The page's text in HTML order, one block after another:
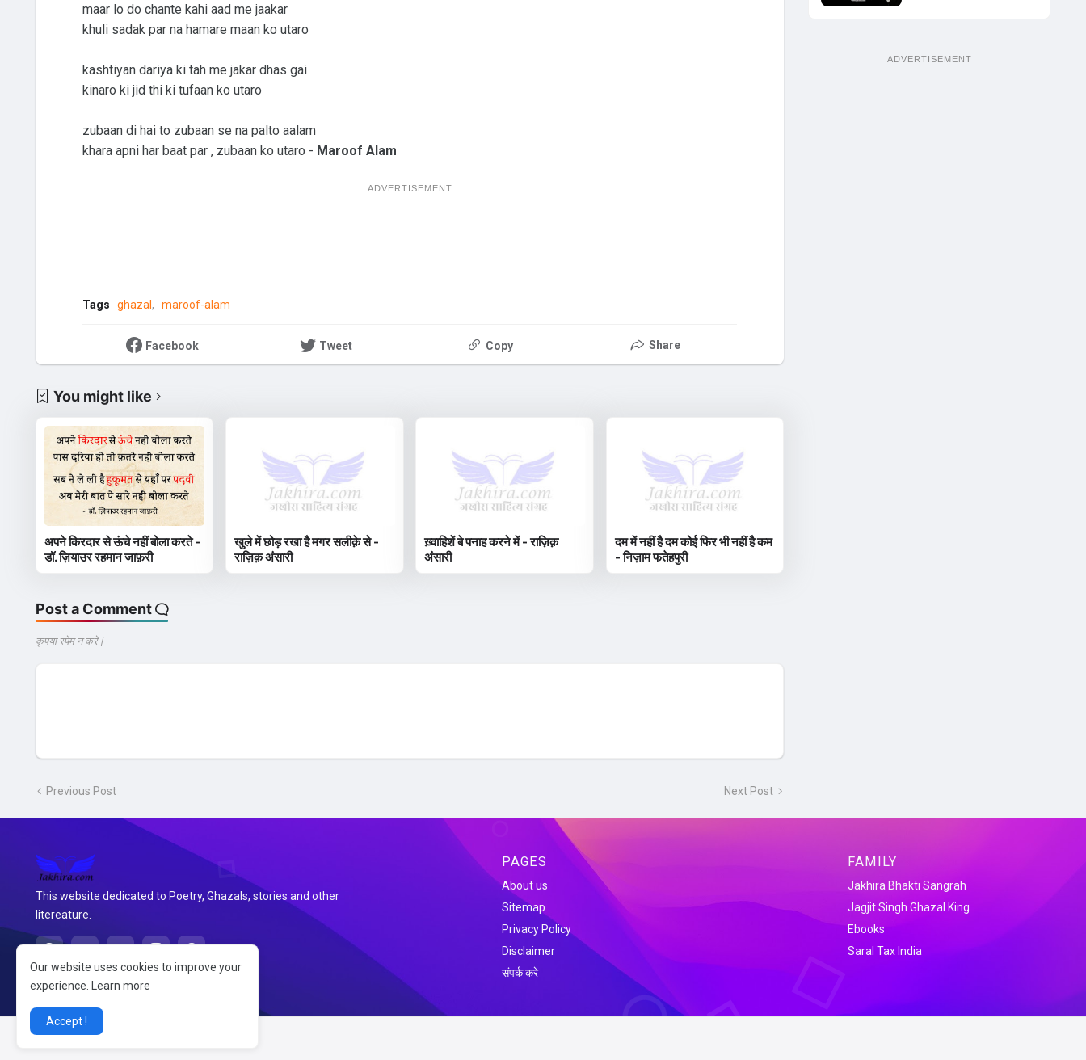
maar lo do chante kahi aad me jaakar
khuli sadak par na hamare maan ko utaro
kashtiyan dariya ki tah me jakar dhas gai
kinaro ki jid thi ki tufaan ko utaro
zubaan di hai to zubaan se na palto aalam
khara apni har baat par , zubaan ko utaro - Maroof Alam
ADVERTISEMENT
Tags ghazal maroof-alam
Facebook Tweet Copy Share
You might like
अपने किरदार से ऊंचे नहीं बोला करते -
डॉ. ज़ियाउर रहमान जाफ़री
खुले में छोड़ रखा है मगर सलीक़े से -
राज़िक़ अंसारी
ख़्वाहिशें बे पनाह करने में - राज़िक़
अंसारी
दम में नहीं है दम कोई फिर भी नहीं है कम
- निज़ाम फतेहपुरी
Post a Comment
कृपया स्पेम न करे |
Previous Post Next Post
ADVERTISEMENT
This website dedicated to Poetry, Ghazals, stories and other
litereature.
PAGES
About us
Sitemap
Privacy Policy
Disclaimer
संपर्क करे
FAMILY
Jakhira Bhakti Sangrah
Jagjit Singh Ghazal King
Ebooks
Saral Tax India
Our website uses cookies to improve your
experience.
Learn more
Accept !